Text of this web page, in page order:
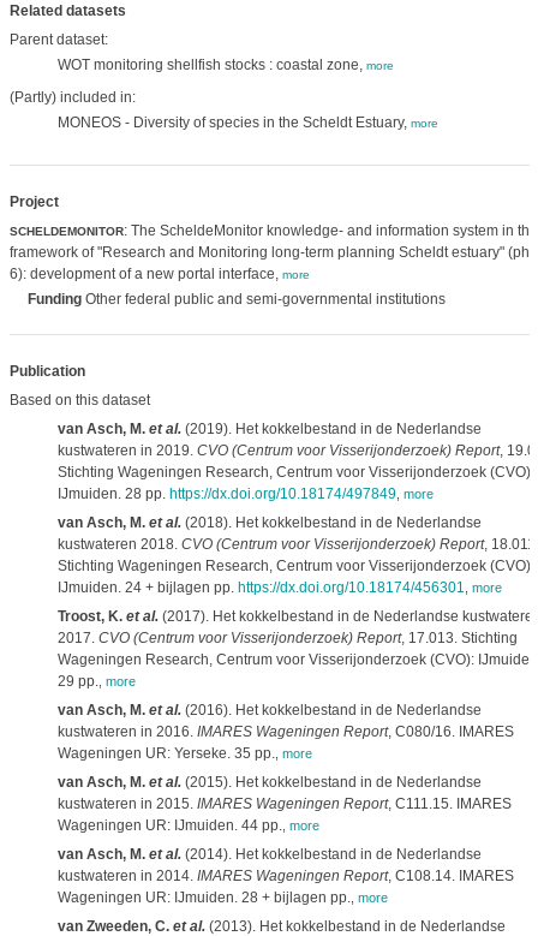
Related datasets
Parent dataset:
WOT monitoring shellfish stocks : coastal zone, more
(Partly) included in:
MONEOS - Diversity of species in the Scheldt Estuary, more
Project
SCHELDEMONITOR: The ScheldeMonitor knowledge- and information system in the
framework of "Research and Monitoring long-term planning Scheldt estuary"
6): development of a new portal interface, more
FundingOther federal public and semi-governmental institutions
Publication
Based on this dataset
van Asch, M. et al.(2019). Het kokkelbestand in de Nederlandse
kustwateren in 2019. CVO (Centrum voor Visserijonderzoek) Report,
Stichting Wageningen Research, Centrum voor Visserijonderzoek (CVO):
IJmuiden. 28 pp. https://dx.doi.org/10.18174/497849, more
van Asch, M. et al.(2018). Het kokkelbestand in de Nederlandse
kustwateren 2018. CVO (Centrum voor Visserijonderzoek) Report, 18.011.
Stichting Wageningen Research, Centrum voor Visserijonderzoek (CVO):
IJmuiden. 24 + bijlagen pp. https://dx.doi.org/10.18174/456301 more
Troost, K. et al.(2017). Het kokkelbestand in de Nederlandse
2017. CVO (Centrum voor Visserijonderzoek) Report, 17.013. Stichting
Wageningen Research, Centrum voor Visserijonderzoek (CVO):
29 pp. more
van Asch, M. et al.(2016). Het kokkelbestand in de Nederlandse
kustwateren in 2016. IMARES Wageningen Report, C080/16. IMARES
Wageningen UR: Yerseke. 35 pp. more
van Asch, M. et al.(2015). Het kokkelbestand in de Nederlandse
kustwateren in 2015. IMARES Wageningen Report, C111.15. IMARES
Wageningen UR: IJmuiden. 44 pp. more
van Asch, M. et al.(2014). Het kokkelbestand in de Nederlandse
kustwateren in 2014. IMARES Wageningen Report, C108.14. IMARES
Wageningen UR: IJmuiden. 28 + bijlagen pp. more
van Zweeden, C. et al.(2013). Het kokkelbestand in de Nederlandse